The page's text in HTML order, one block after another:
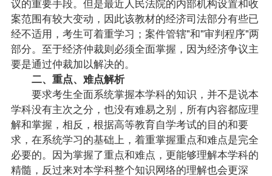
议的重要手段。但是最近人民法院的内部机构设置和收
案范围有较大变动，因此该教材的经济司法部分有些已
经不适用，考生可着重学习；案件管辖"和"审判程序"两
部分。至于经济仲裁则必须全面掌握，因为经济争议主
要是通过仲裁加以解决的。
二、重点、难点解析
要求考生全面系统掌握本学科的知识，并不是说本
学科没有主次之分，也没有难易之别，所有内容都应理
解和掌握，相反，根据高等教育自学考试的目的和要
求，在系统学习的基础上，着重掌握重点和难点是完全
必要的。因为掌握了重点和难点，更能够理解本学科的
精髓，反过来对本学科整个知识网络的理解也会更深